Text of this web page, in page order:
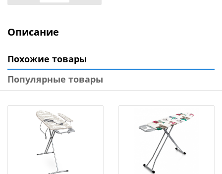
Описание
Похожие товары
Популярные товары